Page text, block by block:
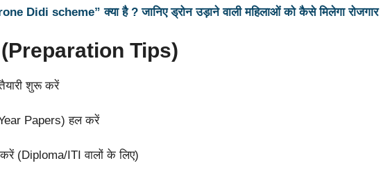
Didi scheme” क्या है ? जानिए ड्रोन उड़ाने वाली महिलाओं को कैसे मिलेगा रोजगार
(Preparation Tips)
शुरू करें
Papers) हल करें
(Diploma/ITI वालों के लिए)